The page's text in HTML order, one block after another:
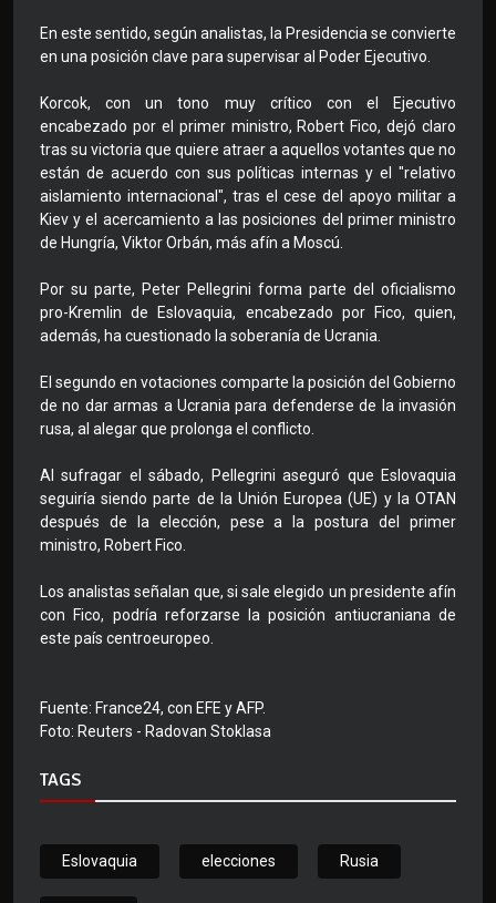
En este sentido, según analistas, la Presidencia se convierte
en una posición clave para supervisar al Poder Ejecutivo.
Korcok, con un tono muy crítico con el Ejecutivo
encabezado por el primer ministro, Robert Fico, dejó claro
tras su victoria que quiere atraer a aquellos votantes que no
están de acuerdo con sus políticas internas y el "relativo
aislamiento internacional", tras el cese del apoyo militar a
Kiev y el acercamiento a las posiciones del primer ministro
de Hungría, Viktor Orbán, más afín a Moscú.
Por su parte, Peter Pellegrini forma parte del oficialismo
pro-Kremlin de Eslovaquia, encabezado por Fico, quien,
además, ha cuestionado la soberanía de Ucrania.
El segundo en votaciones comparte la posición del Gobierno
de no dar armas a Ucrania para defenderse de la invasión
rusa, al alegar que prolonga el conflicto.
Al sufragar el sábado, Pellegrini aseguró que Eslovaquia
seguiría siendo parte de la Unión Europea (UE) y la OTAN
después de la elección, pese a la postura del primer
ministro, Robert Fico.
Los analistas señalan que, si sale elegido un presidente afín
con Fico, podría reforzarse la posición antiucraniana de
este país centroeuropeo.
Fuente: France24, con EFE y AFP.
Foto: Reuters - Radovan Stoklasa
TAGS
Eslovaquia elecciones Rusia